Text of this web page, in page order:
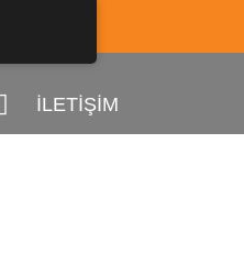
İLETIŞIM